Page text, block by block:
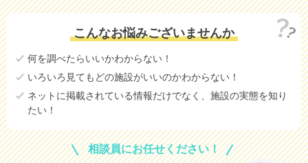
こんなお悩みございませんか
何を調べたらいいかわからない！
いろいろ見てもどの施設がいいのかわからない！
ネットに掲載されている情報だけでなく、施設の実態を知り
たい！
相談員にお任せください！